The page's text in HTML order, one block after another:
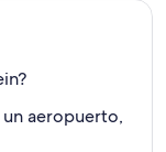
aeropuerto,